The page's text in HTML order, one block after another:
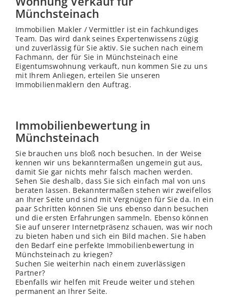
Münchsteinach
Immobilien Makler / Vermittler ist ein fachkundiges
Team. Das wird dank seines Expertenwissens zügig
und zuverlässig für Sie aktiv. Sie suchen nach einem
Fachmann, der für Sie in Münchsteinach eine
Eigentumswohnung verkauft, nun kommen Sie zu uns
mit Ihrem Anliegen, erteilen Sie unseren
Immobilienmaklern den Auftrag.
Immobilienbewertung in
Münchsteinach
Sie brauchen uns bloß noch besuchen. In der Weise
kennen wir uns bekanntermaßen ungemein gut aus,
damit Sie gar nichts mehr falsch machen werden.
Sehen Sie deshalb, dass Sie sich einfach mal von uns
beraten lassen. Bekanntermaßen stehen wir zweifellos
an Ihrer Seite und sind mit Vergnügen für Sie da. In ein
paar Schritten können Sie uns ebenso dann besuchen
und die ersten Erfahrungen sammeln. Ebenso können
Sie auf unserer Internetpräsenz schauen, was wir noch
zu bieten haben und sich ein Bild machen. Sie haben
den Bedarf eine perfekte Immobilienbewertung in
Münchsteinach zu kriegen?
Suchen Sie weiterhin nach einem zuverlässigen
Partner?
Ebenfalls wir helfen mit Freude weiter und stehen
permanent an Ihrer Seite.